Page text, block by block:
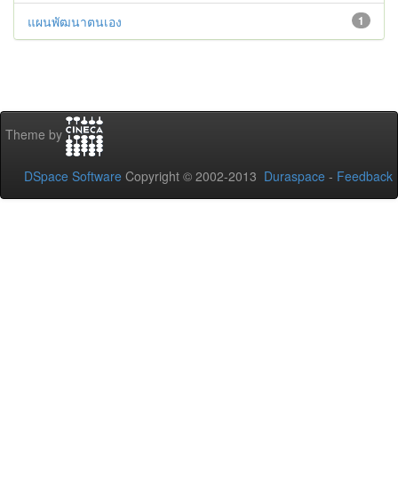
1
แผนพัฒนาตนเอง
Theme by
DSpace Software Copyright © 2002-2013 Duraspace - Feedback